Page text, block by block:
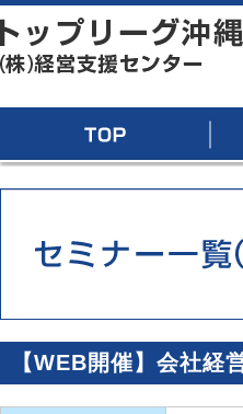
【WEB開催】会社経